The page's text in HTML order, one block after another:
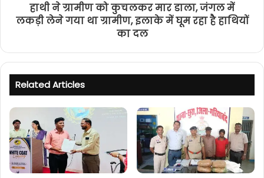
हाथी ने ग्रामीण को कुचलकर मार डाला, जंगल में
लकड़ी लेने गया था ग्रामीण, इलाके में घूम रहा है हाथियों
का दल
Related Articles